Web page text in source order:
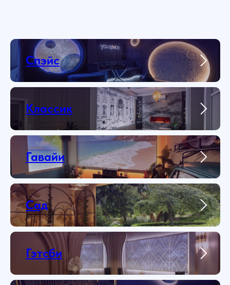
Спэйс
Классик
Гавайи
Сад
Гэтсби